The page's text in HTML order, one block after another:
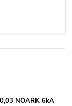
NOARK 6kA